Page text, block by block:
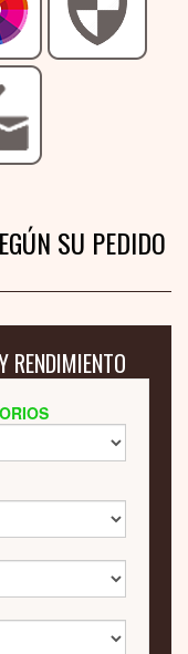
SU PEDIDO
RENDIMIENTO